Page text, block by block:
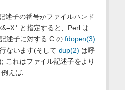
述子の番号かファイルハンド
と指定すると、Perl は
述子に対する C の fdopen(3)
ないます(そして dup(2) は呼
これはファイル記述子をより
えば: